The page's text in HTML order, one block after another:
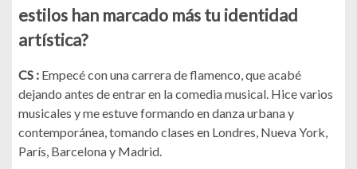
estilos han marcado más tu identidad
artística?
CS : Empecé con una carrera de flamenco, que acabé
dejando antes de entrar en la comedia musical. Hice varios
musicales y me estuve formando en danza urbana y
contemporánea, tomando clases en Londres, Nueva York,
París, Barcelona y Madrid.